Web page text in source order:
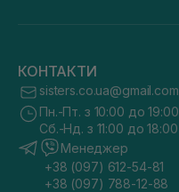
КОНТАКТИ
sisters.co.ua@gmail.com
Пн.-Пт. з 10:00 до 19:00
Сб.-Нд. з 11:00 до 18:00
Менеджер
+38 (097) 612-54-81
+38 (097) 788-12-88